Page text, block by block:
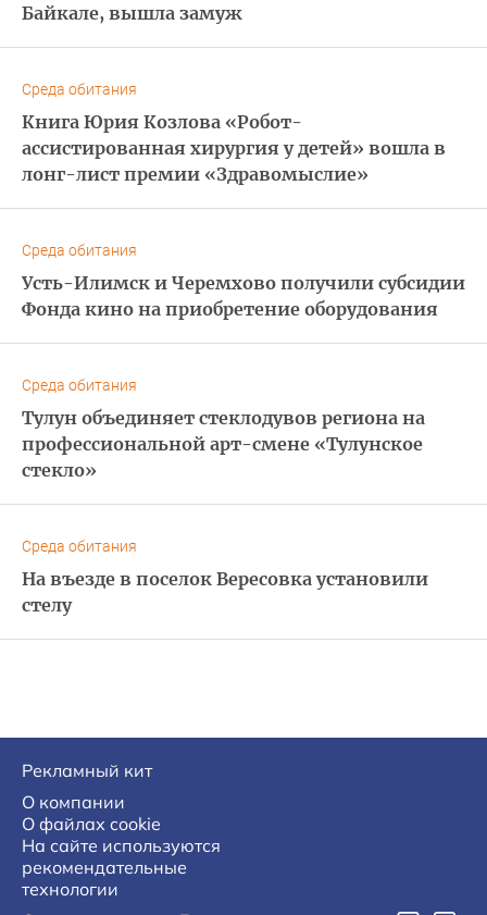
Байкале, вышла замуж
Среда обитания
Книга Юрия Козлова «Робот-
ассистированная хирургия у детей» вошла в
лонг-лист премии «Здравомыслие»
Среда обитания
Усть-Илимск и Черемхово получили субсидии
Фонда кино на приобретение оборудования
Среда обитания
Тулун объединяет стеклодувов региона на
профессиональной арт-смене «Тулунское
стекло»
Среда обитания
На въезде в поселок Вересовка установили
стелу
Рекламный кит
О компании
О файлах cookie
На сайте используются
рекомендательные
технологии